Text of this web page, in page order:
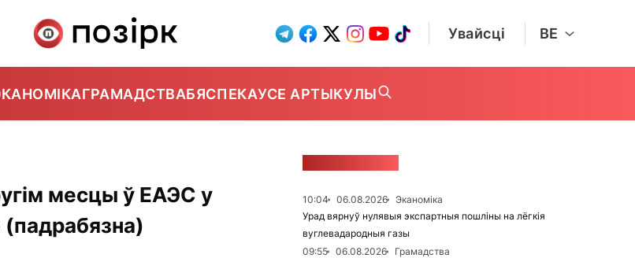
Увайсці BE
ГРАМАДСТВАБЯСПЕКАУСЕ АРТЫКУЛЫ
месцы ў ЕАЭС у
10:04 06.08.2026
Эканоміка
Урад вярнуў нулявыя экспартныя пошліны на лёгкія
вуглевадародныя газы
09:55
06.08.2026
Грамадства